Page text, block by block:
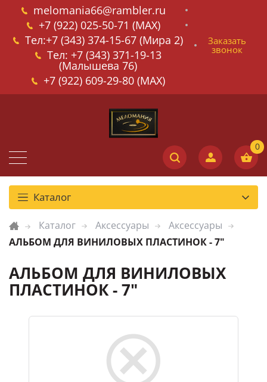
melomania66@rambler.ru
+7 (922) 025-50-71 (MAX)
Тел:+7 (343) 374-15-67 (Мира 2)
Тел: +7 (343) 371-19-13
(Малышева 76)
+7 (922) 609-29-80 (MAX)
Заказать
звонок
Каталог
Каталог Аксессуары
Аксессуары
АЛЬБОМ ДЛЯ ВИНИЛОВЫХ ПЛАСТИНОК - 7"
АЛЬБОМ ДЛЯ ВИНИЛОВЫХ
ПЛАСТИНОК - 7"